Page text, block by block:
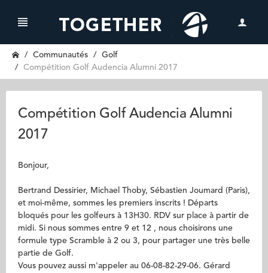
Communautés
Golf
Compétition Golf Audencia Alumni 2017
Compétition Golf Audencia Alumni
2017
Bonjour,
Bertrand Dessirier, Michael Thoby, Sébastien Joumard (Paris),
et moi-même, sommes les premiers inscrits ! Départs
bloqués pour les golfeurs à 13H30. RDV sur place à partir de
midi. Si nous sommes entre 9 et 12 , nous choisirons une
formule type Scramble à 2 ou 3, pour partager une très belle
partie de Golf.
Vous pouvez aussi m'appeler au 06-08-82-29-06. Gérard